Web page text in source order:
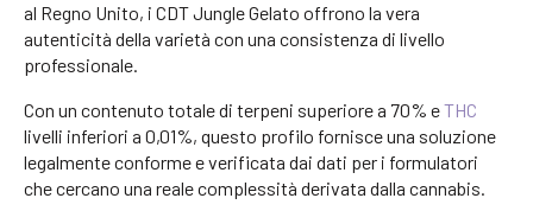
al Regno Unito, i CDT Jungle Gelato offrono la vera
autenticità della varietà con una consistenza di livello
professionale.
Con un contenuto totale di terpeni superiore a 70% eTHC
livelli inferiori a 0,01%, questo profilo fornisce una soluzione
legalmente conforme e verificata dai dati per i formulatori
che cercano una reale complessità derivata dalla cannabis.